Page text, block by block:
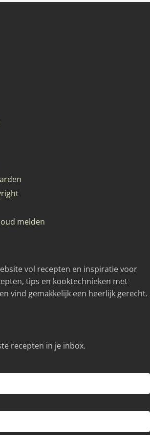
melden
vol recepten en inspiratie voor
tips en kooktechnieken met
vind gemakkelijk een heerlijk gerecht.
recepten in je inbox.